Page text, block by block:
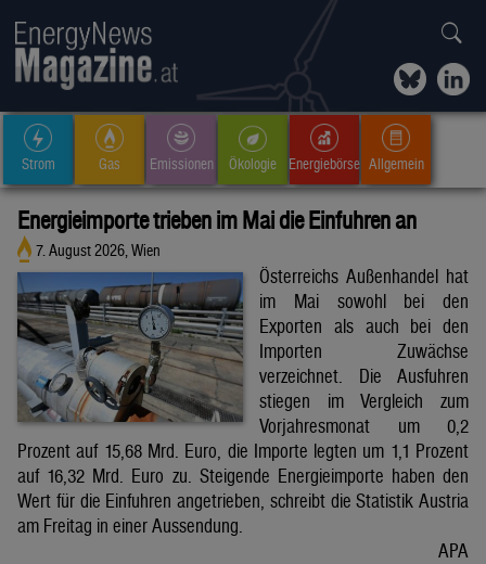
Strom Gas Emissionen Ökologie Energiebörse Allgemein
Energieimporte trieben im Mai die Einfuhren an
7. August 2026, Wien
Österreichs Außenhandel hat
im Mai sowohl bei den
Exporten als auch bei den
Importen Zuwächse
verzeichnet. Die Ausfuhren
stiegen im Vergleich zum
Vorjahresmonat um 0,2
Prozent auf 15,68 Mrd. Euro, die Importe legten um 1,1 Prozent
auf 16,32 Mrd. Euro zu. Steigende Energieimporte haben den
Wert für die Einfuhren angetrieben, schreibt die Statistik Austria
am Freitag in einer Aussendung.
APA